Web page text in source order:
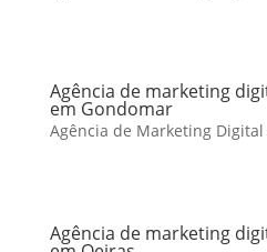
Agência de marketing
em Gondomar
Agência de Marketing
Agência de marketing